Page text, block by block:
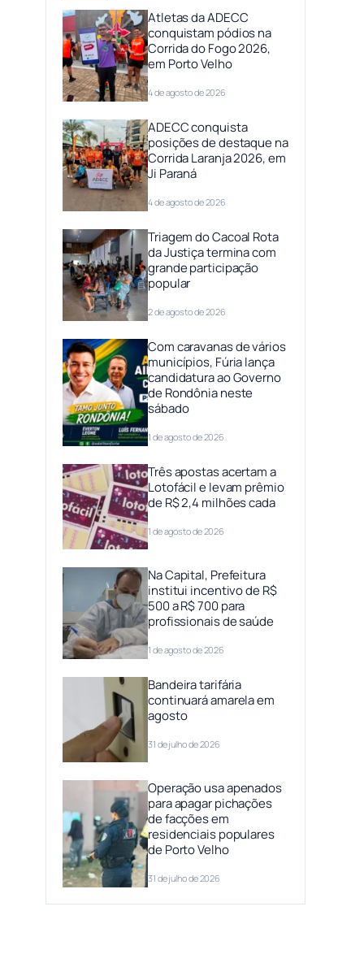
Atletas da ADECC
conquistam pódios na
Corrida do Fogo 2026,
em Porto Velho
4 de agosto de 2026
ADECC conquista
posições de destaque na
Corrida Laranja 2026, em
Ji Paraná
4 de agosto de 2026
Triagem do Cacoal Rota
da Justiça termina com
grande participação
popular
2 de agosto de 2026
Com caravanas de vários
municípios, Fúria lança
candidatura ao Governo
de Rondônia neste
sábado
1 de agosto de 2026
Três apostas acertam a
Lotofácil e levam prêmio
de R$ 2,4 milhões cada
1 de agosto de 2026
Na Capital, Prefeitura
institui incentivo de R$
500 a R$ 700 para
profissionais de saúde
1 de agosto de 2026
Bandeira tarifária
continuará amarela em
agosto
31 de julho de 2026
Operação usa apenados
para apagar pichações
de facções em
residenciais populares
de Porto Velho
31 de julho de 2026